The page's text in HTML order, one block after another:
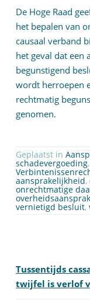
De Hoge Raad
het bepalen van
causaal verband
het geval dat een
begunstigend
wordt herroepen
rechtmatig
genomen.
Geplaatst in
schadevergoeding,
aansprakelijkheid,
onrechtmatige
vernietigd besluit,
Tussentijds
twijfel is verlof